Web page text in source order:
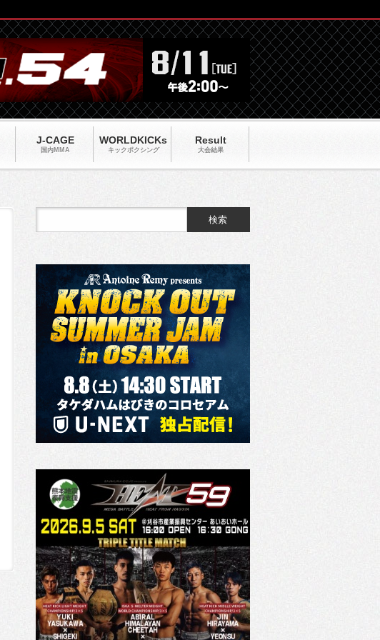
J-CAGE
国内MMA
WORLDKICKs
キックポクシング
Result
大会結果